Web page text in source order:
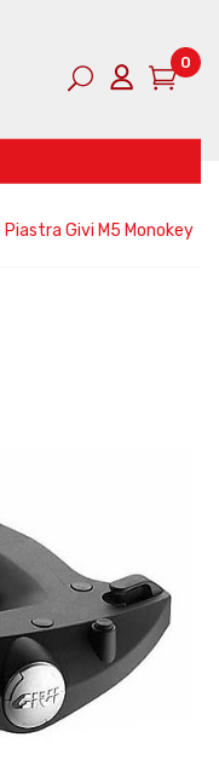
0
Piastra Givi M5 Monokey